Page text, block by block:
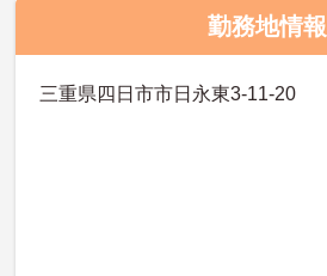
勤務地情報
三重県四日市市日永東3-11-20